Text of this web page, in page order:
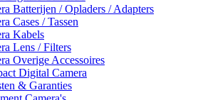
Batterijen / Opladers / Adapters
Cases / Tassen
Kabels
Lens / Filters
Overige Accessoires
Digital Camera
& Garanties